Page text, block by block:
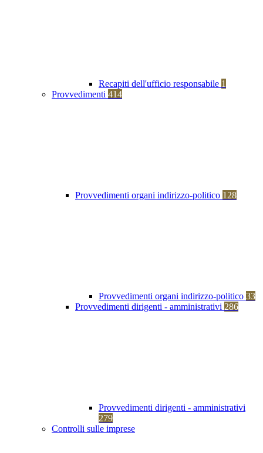
Recapiti dell'ufficio responsabile 1
Provvedimenti 414
Provvedimenti organi indirizzo-politico 128
Provvedimenti organi indirizzo-politico 33
Provvedimenti dirigenti - amministrativi 286
Provvedimenti dirigenti - amministrativi
279
Controlli sulle imprese